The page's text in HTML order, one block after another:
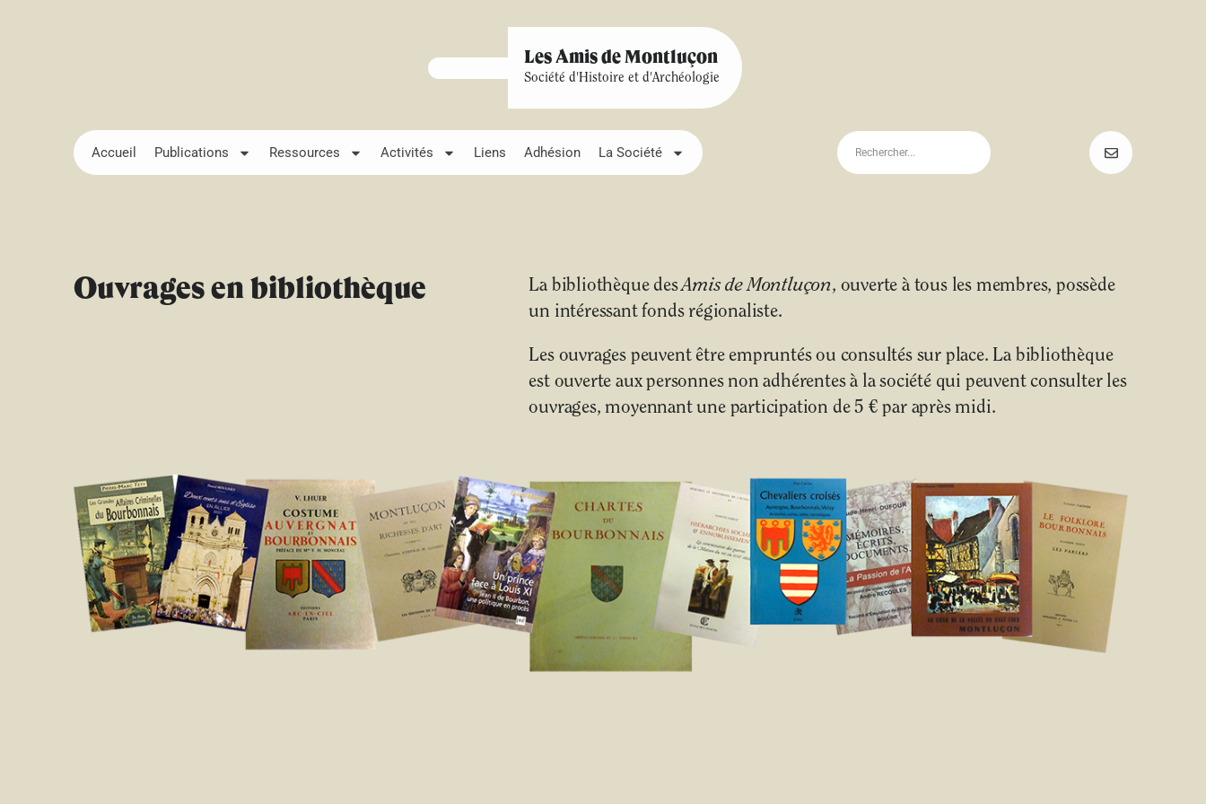
Les Amis de Montluçon
Société d'Histoire et d'Archéologie
Accueil Publications Ressources Activités Liens Adhésion La Société
Ouvrages en bibliothèque La bibliothèque desAmis de Montluçon, ouverte à tous les membres, possède
un intéressant fonds régionaliste.
Les ouvrages peuvent être empruntés ou consultés sur place. La bibliothèque
est ouverte aux personnes non adhérentes à la société qui peuvent consulter les
ouvrages, moyennant une participation de 5 € par après midi.